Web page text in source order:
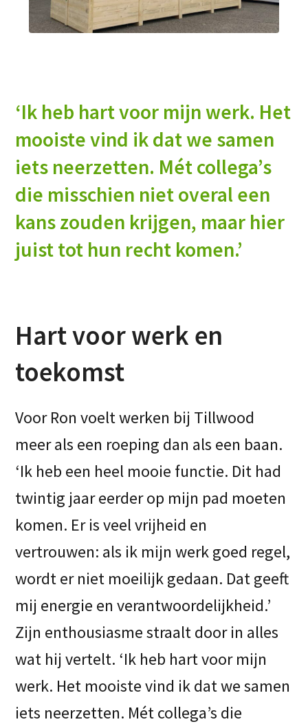
‘Ik heb hart voor mijn werk. Het
mooiste vind ik dat we samen
iets neerzetten. Mét collega’s
die misschien niet overal een
kans zouden krijgen, maar hier
juist tot hun recht komen.’
Hart voor werk en
toekomst
Voor Ron voelt werken bij Tillwood
meer als een roeping dan als een baan.
‘Ik heb een heel mooie functie. Dit had
twintig jaar eerder op mijn pad moeten
komen. Er is veel vrijheid en
vertrouwen: als ik mijn werk goed regel,
wordt er niet moeilijk gedaan. Dat geeft
mij energie en verantwoordelijkheid.’
Zijn enthousiasme straalt door in alles
wat hij vertelt. ‘Ik heb hart voor mijn
werk. Het mooiste vind ik dat we samen
iets neerzetten. Mét collega’s die